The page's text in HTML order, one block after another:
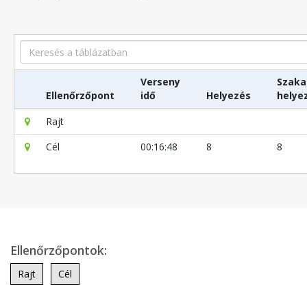
Search
Ellenőrzőpont
Verseny
idő
Helyezés
Rajt
Cél
00:16:48 8 8
Ellenőrzőpontok:
Rajt Cél